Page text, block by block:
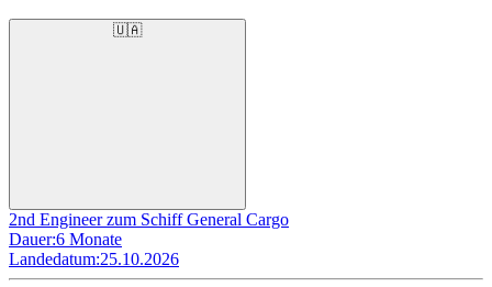
🇺🇦
2nd Engineer zum Schiff General Cargo
Dauer:6 Monate
Landedatum:25.10.2026